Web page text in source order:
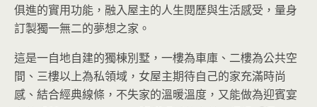
俱進的實用功能，融入屋主的人生閱歷與生活感受，量身
訂製獨一無二的夢想之家。
這是一自地自建的獨棟別墅，一樓為車庫、二樓為公共空
間、三樓以上為私領域，女屋主期待自己的家充滿時尚
感、結合經典線條，不失家的溫暖溫度，又能做為迎賓宴